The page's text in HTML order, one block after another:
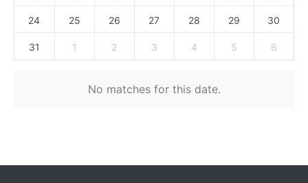
24 25 26 27 28 29 30
31 1 2 3 4 5 6
No matches for this date.